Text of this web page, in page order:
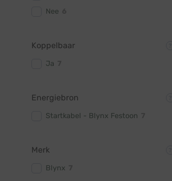
Nee
Koppelbaar
Ja
Energiebron
Startkabel - Blynx Festoon
Merk
Blynx